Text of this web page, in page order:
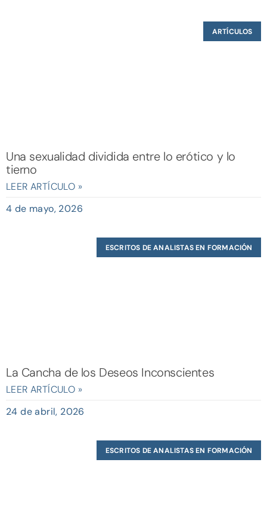
ARTÍCULOS
Una sexualidad dividida entre lo erótico y lo
tierno
LEER ARTÍCULO »
4 de mayo, 2026
ESCRITOS DE ANALISTAS EN FORMACIÓN
La Cancha de los Deseos Inconscientes
LEER ARTÍCULO »
24 de abril, 2026
ESCRITOS DE ANALISTAS EN FORMACIÓN